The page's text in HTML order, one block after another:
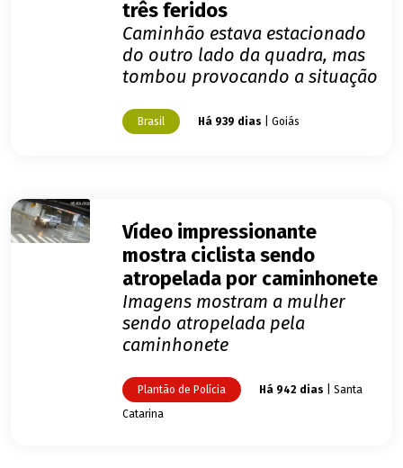
três feridos
Caminhão estava estacionado
do outro lado da quadra, mas
tombou provocando a situação
Brasil Há 939 dias | Goiás
Vídeo impressionante
mostra ciclista sendo
atropelada por caminhonete
Imagens mostram a mulher
sendo atropelada pela
caminhonete
Plantão de Polícia Há 942 dias | Santa
Catarina